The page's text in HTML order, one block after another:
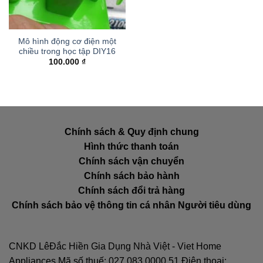
Mô hình động cơ điện một
chiều trong học tập DIY16
100.000 ₫
Chính sách & Quy định chung
Hình thức thanh toán
Chính sách vận chuyển
Chính sách bảo hành
Chính sách đổi trả hàng
Chính sách bảo vệ thông tin cá nhân Người tiêu dùng
CNKD LêĐắc Hiền Gia Dụng Nhà Việt - Viet Home
Appliances Mã số thuế: 027.083.0000.51 Điện thoại: